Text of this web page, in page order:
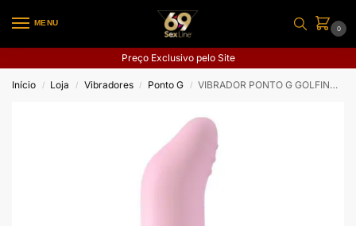
MENU
0
Preço Exclusivo pelo Site
Início / Loja / Vibradores / Ponto G / VIBRADOR PONTO G GOLFINHO COM TEXTURA